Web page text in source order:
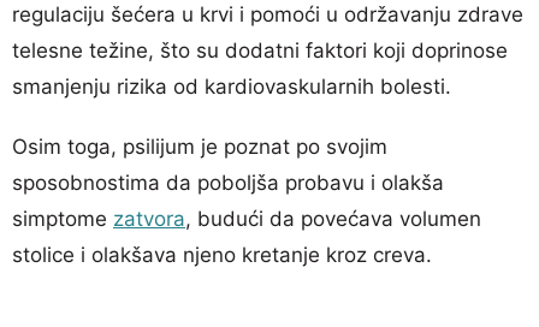
regulaciju šećera u krvi i pomoći u održavanju zdrave
telesne težine, što su dodatni faktori koji doprinose
smanjenju rizika od kardiovaskularnih bolesti.
Osim toga, psilijum je poznat po svojim
sposobnostima da poboljša probavu i olakša
simptome zatvora, budući da povećava volumen
stolice i olakšava njeno kretanje kroz creva.